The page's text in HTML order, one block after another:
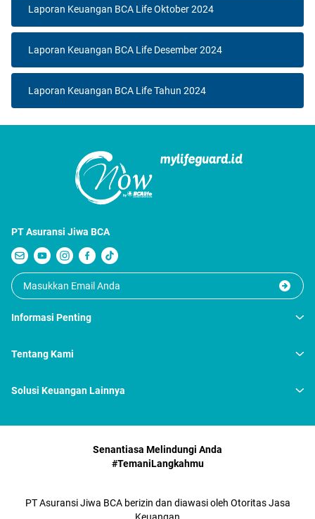
Laporan Keuangan BCA Life Oktober 2024
Laporan Keuangan BCA Life Desember 2024
Laporan Keuangan BCA Life Tahun 2024
PT Asuransi Jiwa BCA
Informasi Penting
Tentang Kami
Solusi Keuangan Lainnya
Senantiasa Melindungi Anda
#TemaniLangkahmu
PT Asuransi Jiwa BCA berizin dan diawasi oleh Otoritas Jasa